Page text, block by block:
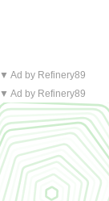
▼ Ad by Refinery89
▼ Ad by Refinery89